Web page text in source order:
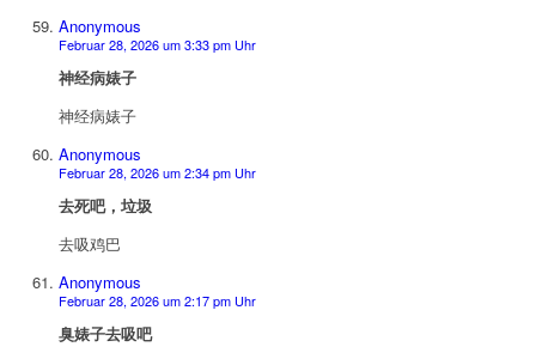
Anonymous
Februar 28, 2026 um 3:33 pm Uhr
神经病婊子
神经病婊子
Anonymous
Februar 28, 2026 um 2:34 pm Uhr
去死吧，垃圾
去吸鸡巴
Anonymous
Februar 28, 2026 um 2:17 pm Uhr
臭婊子去吸吧